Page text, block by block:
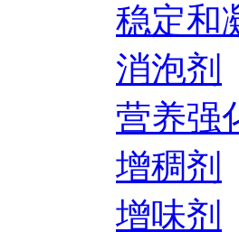
稳定和
消泡剂
营养强
增稠剂
增味剂